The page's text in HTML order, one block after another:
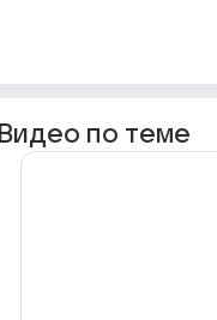
Видео по теме